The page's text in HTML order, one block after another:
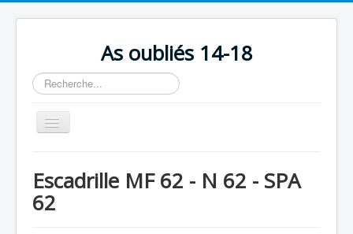
As oubliés 14-18
Rechercher
Basculer
la
Chronologie
Escadrilles
Escadrille MF 62 - N 62 - SPA
62